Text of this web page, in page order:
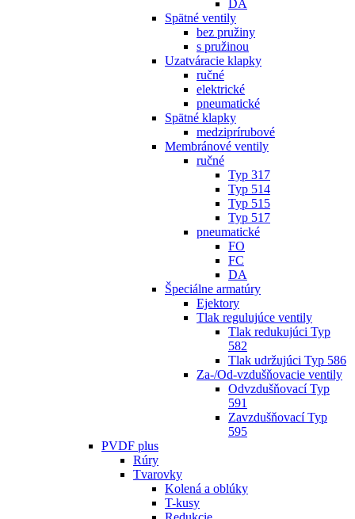
DA
Spätné ventily
bez pružiny
s pružinou
Uzatváracie klapky
ručné
elektrické
pneumatické
Spätné klapky
medziprírubové
Membránové ventily
ručné
Typ 317
Typ 514
Typ 515
Typ 517
pneumatické
FO
FC
DA
Špeciálne armatúry
Ejektory
Tlak regulujúce ventily
Tlak redukujúci Typ
582
Tlak udržujúci Typ 586
Za-/Od-vzdušňovacie ventily
Odvzdušňovací Typ
591
Zavzdušňovací Typ
595
PVDF plus
Rúry
Tvarovky
Kolená a oblúky
T-kusy